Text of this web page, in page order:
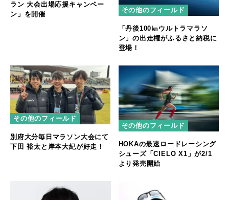
ラン 大会出場応援キャンペー
ン」を開催
その他のフィールド
「丹後100㎞ウルトラマラソ
ン」の出走権がふるさと納税に
登場！
その他のフィールド
別府大分毎日マラソン大会にて
下田 裕太と岸本大紀が好走！
その他のフィールド
HOKAの最速ロードレーシング
シューズ「CIELO X1」が2/1
より発売開始